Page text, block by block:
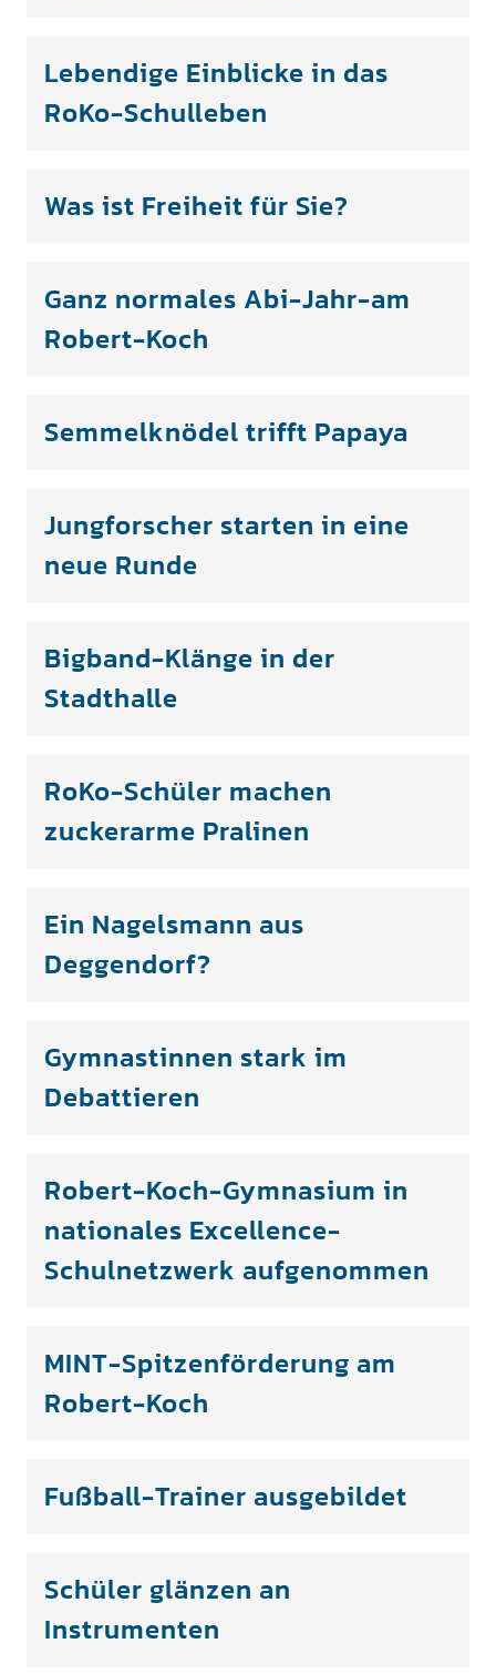
Lebendige Einblicke in das
RoKo-Schulleben
Was ist Freiheit für Sie?
Ganz normales Abi-Jahr-am
Robert-Koch
Semmelknödel trifft Papaya
Jungforscher starten in eine
neue Runde
Bigband-Klänge in der
Stadthalle
RoKo-Schüler machen
zuckerarme Pralinen
Ein Nagelsmann aus
Deggendorf?
Gymnastinnen stark im
Debattieren
Robert-Koch-Gymnasium in
nationales Excellence-
Schulnetzwerk aufgenommen
MINT-Spitzenförderung am
Robert-Koch
Fußball-Trainer ausgebildet
Schüler glänzen an
Instrumenten